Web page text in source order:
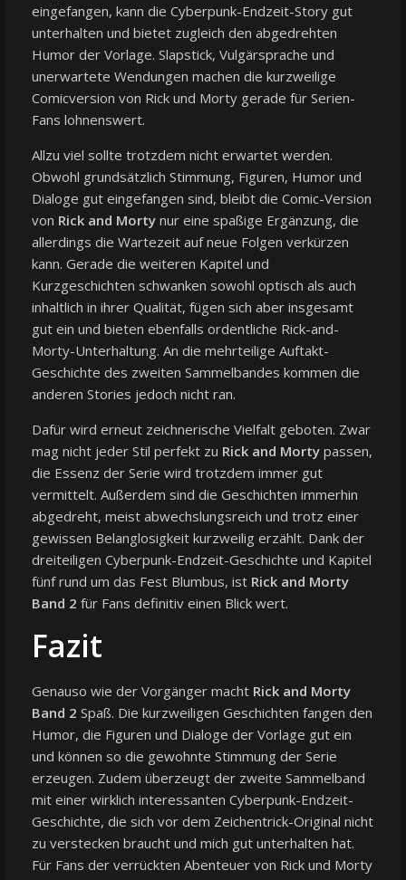
eingefangen, kann die Cyberpunk-Endzeit-Story gut
unterhalten und bietet zugleich den abgedrehten
Humor der Vorlage. Slapstick, Vulgärsprache und
unerwartete Wendungen machen die kurzweilige
Comicversion von Rick und Morty gerade für Serien-
Fans lohnenswert.
Allzu viel sollte trotzdem nicht erwartet werden.
Obwohl grundsätzlich Stimmung, Figuren, Humor und
Dialoge gut eingefangen sind, bleibt die Comic-Version
von Rick and Mortynur eine spaßige Ergänzung, die
allerdings die Wartezeit auf neue Folgen verkürzen
kann. Gerade die weiteren Kapitel und
Kurzgeschichten schwanken sowohl optisch als auch
inhaltlich in ihrer Qualität, fügen sich aber insgesamt
gut ein und bieten ebenfalls ordentliche Rick-and-
Morty-Unterhaltung. An die mehrteilige Auftakt-
Geschichte des zweiten Sammelbandes kommen die
anderen Stories jedoch nicht ran.
Dafür wird erneut zeichnerische Vielfalt geboten. Zwar
mag nicht jeder Stil perfekt zu Rick and Mortypassen,
die Essenz der Serie wird trotzdem immer gut
vermittelt. Außerdem sind die Geschichten immerhin
abgedreht, meist abwechslungsreich und trotz einer
gewissen Belanglosigkeit kurzweilig erzählt. Dank der
dreiteiligen Cyberpunk-Endzeit-Geschichte und Kapitel
fünf rund um das Fest Blumbus, ist Rick and Morty
Band 2 für Fans definitiv einen Blick wert.
Fazit
Genauso wie der Vorgänger macht Rick and Morty
Band 2 Spaß. Die kurzweiligen Geschichten fangen den
Humor, die Figuren und Dialoge der Vorlage gut ein
und können so die gewohnte Stimmung der Serie
erzeugen. Zudem überzeugt der zweite Sammelband
mit einer wirklich interessanten Cyberpunk-Endzeit-
Geschichte, die sich vor dem Zeichentrick-Original nicht
zu verstecken braucht und mich gut unterhalten hat.
Für Fans der verrückten Abenteuer von Rick und Morty